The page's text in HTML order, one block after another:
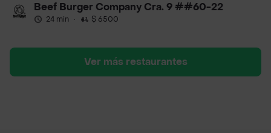
Beef Burger Company Cra. 9 ##60-22
24 min · $ 6500
Ver más restaurantes